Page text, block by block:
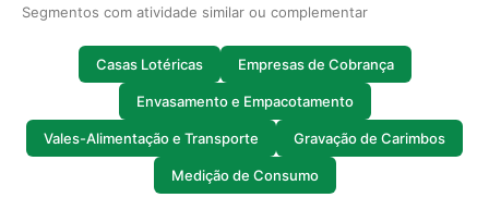
Segmentos com atividade similar ou complementar
Casas Lotéricas Empresas de Cobrança
Envasamento e Empacotamento
Vales-Alimentação e Transporte Gravação de Carimbos
Medição de Consumo